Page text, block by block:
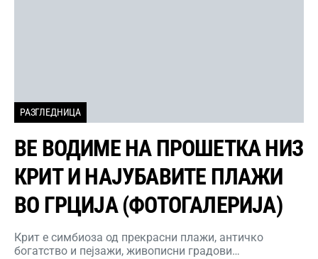
РАЗГЛЕДНИЦА
ВЕ ВОДИМЕ НА ПРОШЕТКА НИЗ
КРИТ И НАЈУБАВИТЕ ПЛАЖИ
ВО ГРЦИЈА (ФОТОГАЛЕРИЈА)
Крит е симбиоза од прекрасни плажи, античко
богатство и пејзажи, живописни градови…